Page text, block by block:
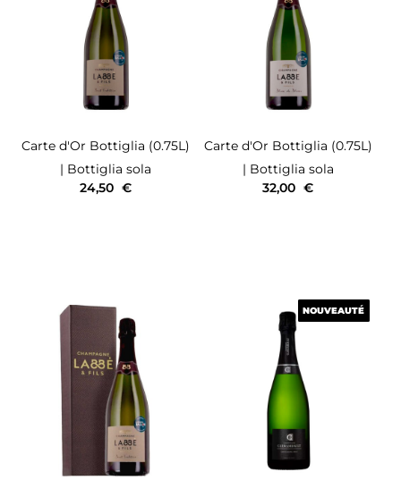
Carte d'Or Bottiglia (0.75L)
| Bottiglia sola
24,50 €
Carte d'Or Bottiglia (0.75L)
| Bottiglia sola
32,00 €
NOUVEAUTÉ
NOUVEAUTÉ